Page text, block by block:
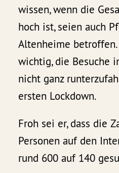
wissen, wenn die
hoch ist, seien auch
Altenheime betroffen.
wichtig, die Besuche
nicht ganz
ersten Lockdown.
Froh sei er, dass die
Personen auf den
rund 600 auf 140